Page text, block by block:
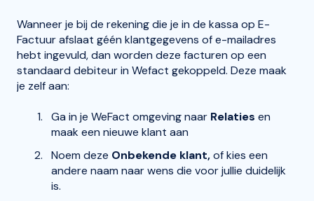
Wanneer je bij de rekening die je in de kassa op E-
Factuur afslaat géén klantgegevens of e-mailadres
hebt ingevuld, dan worden deze facturen op een
standaard debiteur in Wefact gekoppeld. Deze maak
je zelf aan:
Ga in je WeFact omgeving naar Relaties en
maak een nieuwe klant aan
Noem deze Onbekende klant,of kies een
andere naam naar wens die voor jullie duidelijk
is.